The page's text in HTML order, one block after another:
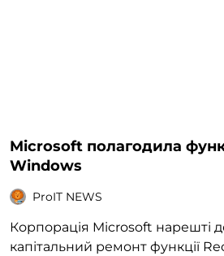
Microsoft полагодила
Windows
ProIT NEWS
Корпорація Microsoft нарешті
капітальний ремонт функції